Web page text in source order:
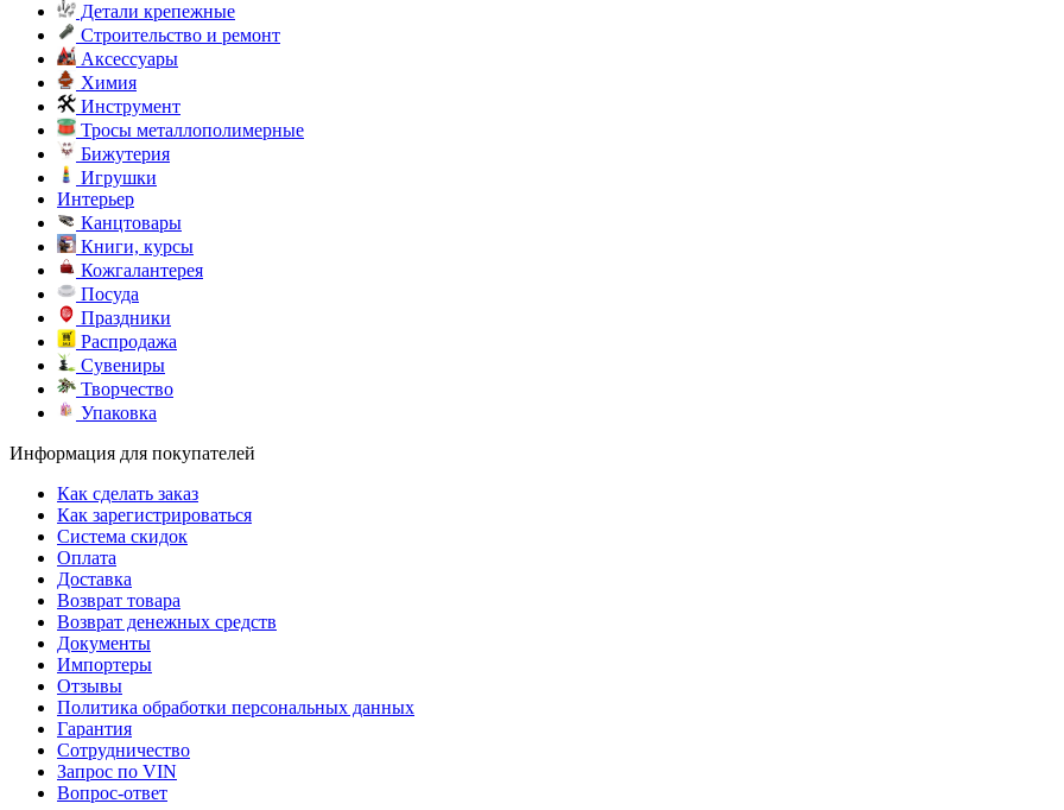
Детали крепежные
Строительство и ремонт
Аксессуары
Химия
Инструмент
Тросы металлополимерные
Бижутерия
Игрушки
Интерьер
Канцтовары
Книги, курсы
Кожгалантерея
Посуда
Праздники
Распродажа
Сувениры
Творчество
Упаковка
Информация для покупателей
Как сделать заказ
Как зарегистрироваться
Система скидок
Оплата
Доставка
Возврат товара
Возврат денежных средств
Документы
Импортеры
Отзывы
Политика обработки персональных данных
Гарантия
Сотрудничество
Запрос по VIN
Вопрос-ответ